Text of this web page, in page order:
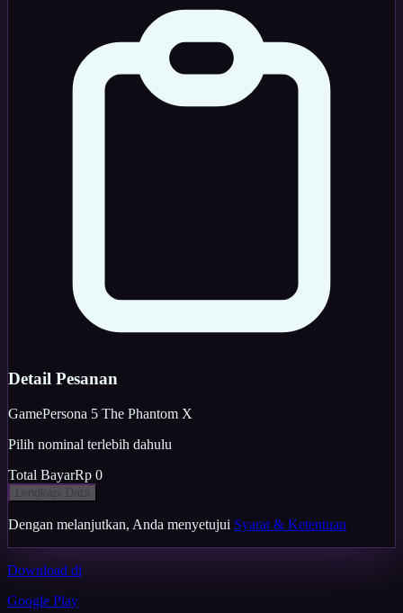
Detail Pesanan
GamePersona 5 The Phantom X
Pilih nominal terlebih dahulu
Total BayarRp 0
Dengan melanjutkan, Anda menyetujui Syarat & Ketentuan
Download di
Google Play